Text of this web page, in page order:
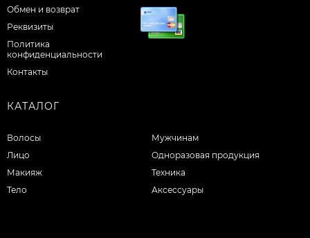
Обмен и возврат
Реквизиты
Политика
конфиденциальности
Контакты
КАТАЛОГ
Волосы
Лицо
Макияж
Тело
Мужчинам
Одноразовая продукция
Техника
Аксессуары